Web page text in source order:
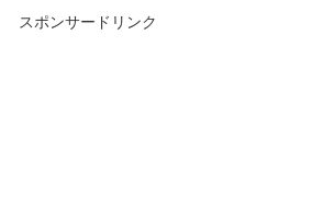
スポンサードリンク